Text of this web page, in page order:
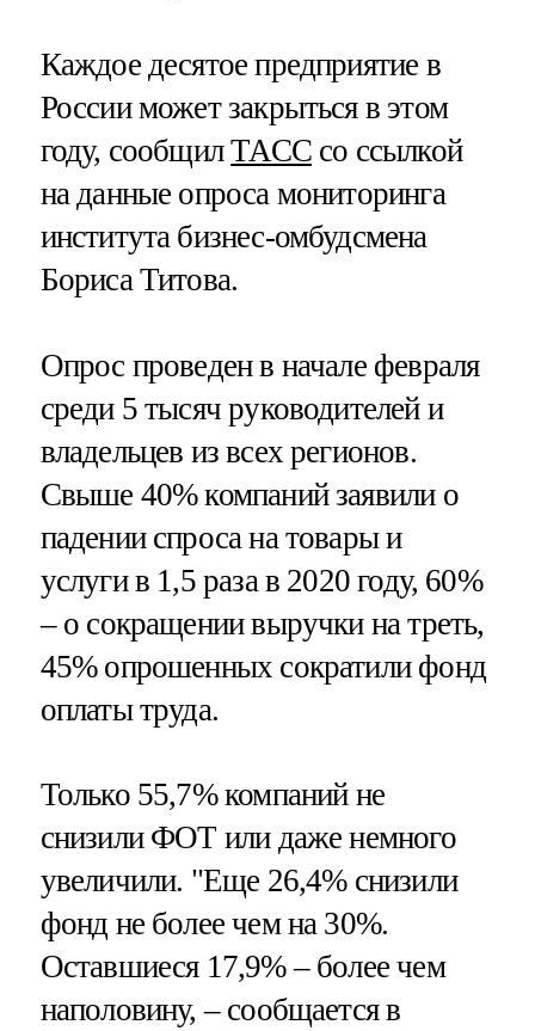
Каждое десятое предприятие в
России может закрыться в этом
году, сообщилТАССсо ссылкой
на данные опроса мониторинга
института бизнес-омбудсмена
Бориса Титова.
Опрос проведен в начале февраля
среди 5 тысяч руководителей и
владельцев из всех регионов.
Свыше 40% компаний заявили о
падении спроса на товары и
услуги в 1,5 раза в 2020 году, 60%
– о сокращении выручки на треть,
45% опрошенных сократили фонд
оплаты труда.
Только 55,7% компаний не
снизили ФОТ или даже немного
увеличили. "Еще 26,4% снизили
фонд не более чем на 30%.
Оставшиеся 17,9% – более чем
наполовину, – сообщается в